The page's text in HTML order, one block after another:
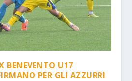
BENEVENTO U17
PER GLI AZZURRI